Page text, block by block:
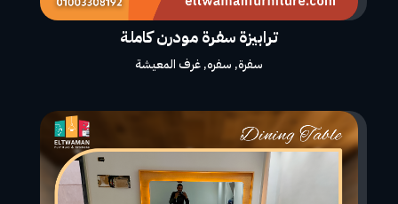
ترابيزة سفرة مودرن كاملة
سفرة, سفره,غرف المعيشة